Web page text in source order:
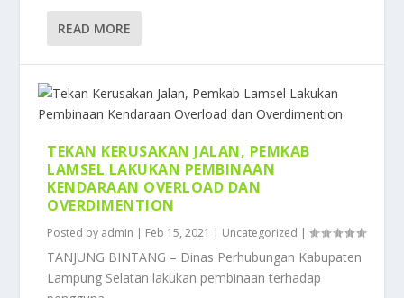
READ MORE
TEKAN KERUSAKAN JALAN, PEMKAB
LAMSEL LAKUKAN PEMBINAAN
KENDARAAN OVERLOAD DAN
OVERDIMENTION
Posted by admin | Feb 15, 2021 | Uncategorized |
TANJUNG BINTANG – Dinas Perhubungan Kabupaten
Lampung Selatan lakukan pembinaan terhadap